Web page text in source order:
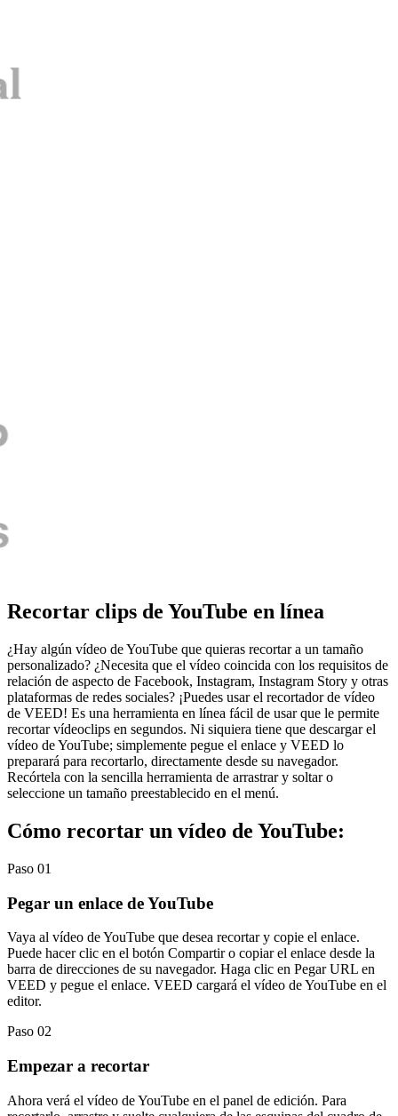
Recortar clips de YouTube en línea
¿Hay algún vídeo de YouTube que quieras recortar a un tamaño
personalizado? ¿Necesita que el vídeo coincida con los requisitos de
relación de aspecto de Facebook, Instagram, Instagram Story y otras
plataformas de redes sociales? ¡Puedes usar el recortador de vídeo
de VEED! Es una herramienta en línea fácil de usar que le permite
recortar vídeoclips en segundos. Ni siquiera tiene que descargar el
vídeo de YouTube; simplemente pegue el enlace y VEED lo
preparará para recortarlo, directamente desde su navegador.
Recórtela con la sencilla herramienta de arrastrar y soltar o
seleccione un tamaño preestablecido en el menú.
Cómo recortar un vídeo de YouTube:
Paso 01
Pegar un enlace de YouTube
Vaya al vídeo de YouTube que desea recortar y copie el enlace.
Puede hacer clic en el botón Compartir o copiar el enlace desde la
barra de direcciones de su navegador. Haga clic en Pegar URL en
VEED y pegue el enlace. VEED cargará el vídeo de YouTube en el
editor.
Paso 02
Empezar a recortar
Ahora verá el vídeo de YouTube en el panel de edición. Para